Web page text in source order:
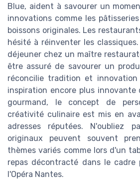
Blue, aident à savourer un
innovations comme les
boissons originales. Les
hésité à réinventer les
déjeuner chez un maître
être assuré de savourer un
réconcilie tradition et innovation
inspiration encore plus innovante
gourmand, le concept de
créativité culinaire est mis en
adresses réputées. N'oubliez
originaux peuvent souvent
thèmes variés comme lors d'un
repas décontracté dans le cadre
l'Opéra Nantes.